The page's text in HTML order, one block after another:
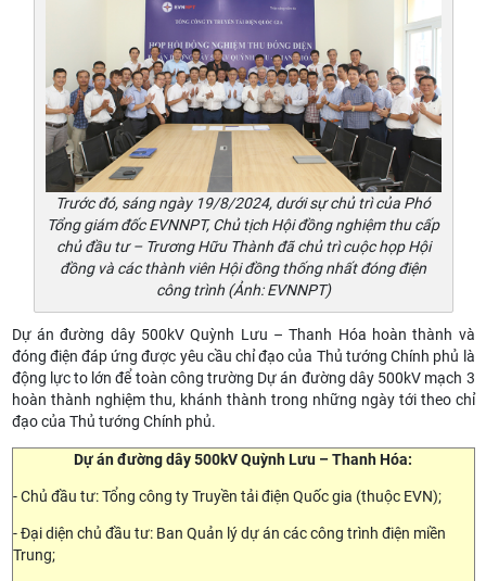
Trước đó, sáng ngày 19/8/2024, dưới sự chủ trì của Phó
Tổng giám đốc EVNNPT, Chủ tịch Hội đồng nghiệm thu cấp
chủ đầu tư – Trương Hữu Thành đã chủ trì cuộc họp Hội
đồng và các thành viên Hội đồng thống nhất đóng điện
công trình (Ảnh: EVNNPT)
Dự án đường dây 500kV Quỳnh Lưu – Thanh Hóa hoàn thành và
đóng điện đáp ứng được yêu cầu chỉ đạo của Thủ tướng Chính phủ là
động lực to lớn để toàn công trường Dự án đường dây 500kV mạch 3
hoàn thành nghiệm thu, khánh thành trong những ngày tới theo chỉ
đạo của Thủ tướng Chính phủ.
Dự án đường dây 500kV Quỳnh Lưu – Thanh Hóa:
- Chủ đầu tư: Tổng công ty Truyền tải điện Quốc gia (thuộc EVN);
- Đại diện chủ đầu tư: Ban Quản lý dự án các công trình điện miền
Trung;